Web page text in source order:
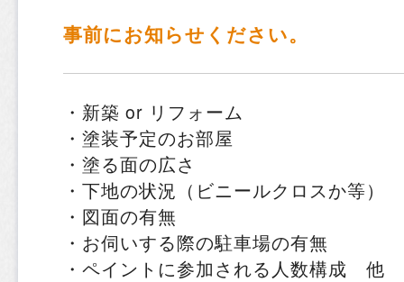
事前にお知らせください。
・新築 or リフォーム
・塗装予定のお部屋
・塗る面の広さ
・下地の状況（ビニールクロスか等）
・図面の有無
・お伺いする際の駐車場の有無
・ペイントに参加される人数構成 他